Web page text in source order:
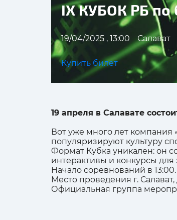
IX КУБОК РБ по
19/04/2025 , 13:00 Салават
Купить билет
19 апреля в Салавате
Вот уже много лет
популяризируют культуру
Формат Кубка уникален: он
интерактивы и конкурсы для
Начало соревнований в 13:00.
Место проведения г.
Официальная группа